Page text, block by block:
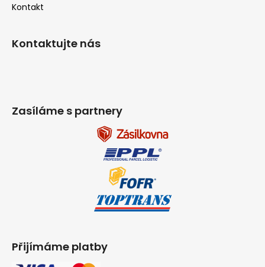
Kontakt
Kontaktujte nás
Zasíláme s partnery
Přijímáme platby